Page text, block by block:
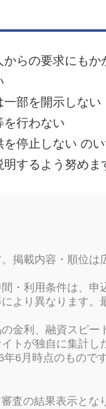
らの要求にもか
一部を開示しない
を行わない
を停止しない の
するよう努めま
掲載内容・順位
・利用条件は、
より異なります
金利、融資スピー
トが独自に集計
6月時点のもので
査の結果表示とな